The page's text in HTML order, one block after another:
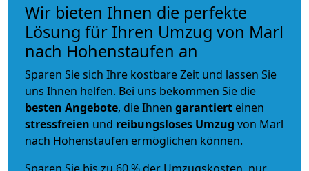
Wir bieten Ihnen die perfekte
Lösung für Ihren Umzug von Marl
nach Hohenstaufen an
Sparen Sie sich Ihre kostbare Zeit und lassen Sie
uns Ihnen helfen. Bei uns bekommen Sie die
besten Angebote, die Ihnen garantiert einen
stressfreien und reibungsloses Umzug von Marl
nach Hohenstaufen ermöglichen können.